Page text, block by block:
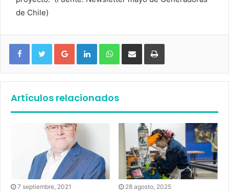
de Chile)
Google+ LinkedIn WhatsApp
Artículos relacionados
7 septiembre, 2021 28 agosto, 2025